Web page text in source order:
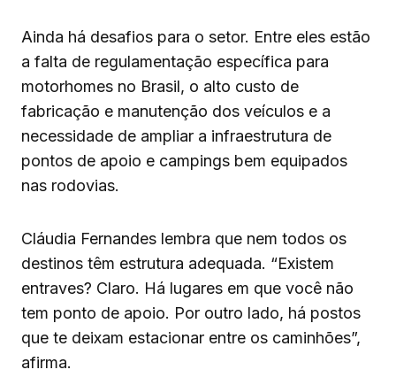
Ainda há desafios para o setor. Entre eles estão
a falta de regulamentação específica para
motorhomes no Brasil, o alto custo de
fabricação e manutenção dos veículos e a
necessidade de ampliar a infraestrutura de
pontos de apoio e campings bem equipados
nas rodovias.
Cláudia Fernandes lembra que nem todos os
destinos têm estrutura adequada. “Existem
entraves? Claro. Há lugares em que você não
tem ponto de apoio. Por outro lado, há postos
que te deixam estacionar entre os caminhões”,
afirma.